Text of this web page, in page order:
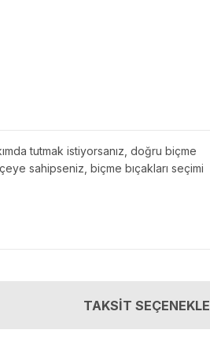
tutmak istiyorsanız, doğru biçme
sahipseniz, biçme bıçakları seçimi
TAKSİT